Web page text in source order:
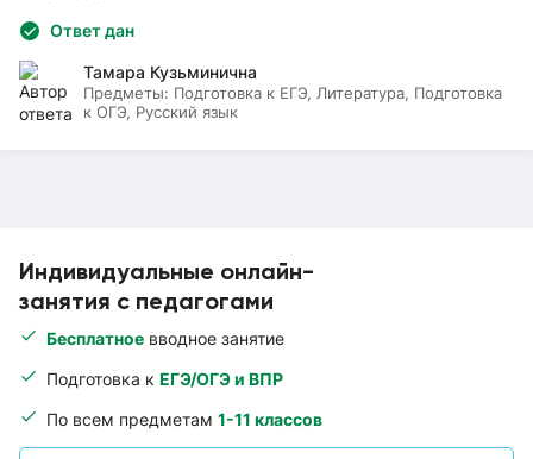
Индивидуальные онлайн-
занятия с педагогами
Бесплатное вводное занятие
Подготовка к ЕГЭ/ОГЭ и ВПР
По всем предметам 1-11 классов
Ответ дан
Тамара Кузьминична
Предметы: Подготовка к ЕГЭ, Литература, Подготовка
к ОГЭ, Русский язык